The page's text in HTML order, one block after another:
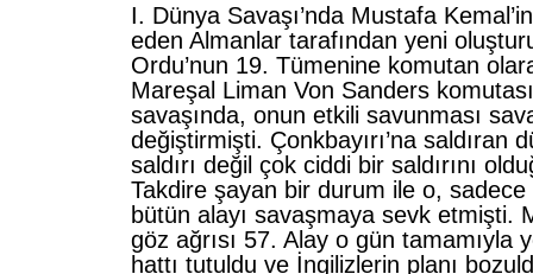
I. Dünya Savaşı’nda Mustafa
eden Almanlar tarafından yeni
Ordu’nun 19. Tümenine komutan
Mareşal Liman Von Sanders
savaşında, onun etkili savunması
değiştirmişti. Çonkbayırı’na saldıran
saldırı değil çok ciddi bir saldırını
Takdire şayan bir durum ile o, sadece
bütün alayı savaşmaya sevk etmişti.
göz ağrısı 57. Alay o gün tamamıyla
hattı tutuldu ve İngilizlerin planı